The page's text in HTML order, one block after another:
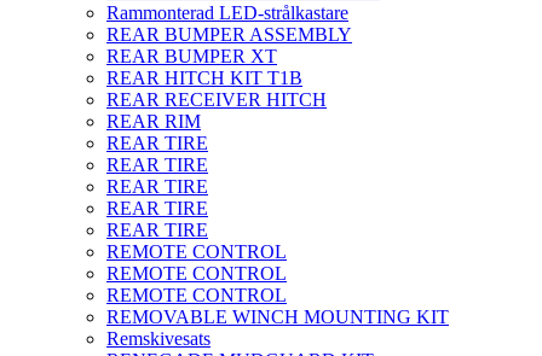
Rammonterad LED-strålkastare
REAR BUMPER ASSEMBLY
REAR BUMPER XT
REAR HITCH KIT T1B
REAR RECEIVER HITCH
REAR RIM
REAR TIRE
REAR TIRE
REAR TIRE
REAR TIRE
REAR TIRE
REMOTE CONTROL
REMOTE CONTROL
REMOTE CONTROL
REMOVABLE WINCH MOUNTING KIT
Remskivesats